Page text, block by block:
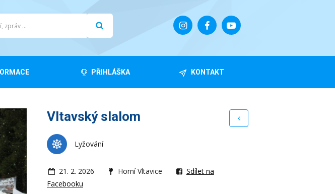
PŘIHLÁŠKA KONTAKT
Vltavský slalom
Lyžování
21. 2. 2026 Horní Vltavice
Sdílet na
Facebooku